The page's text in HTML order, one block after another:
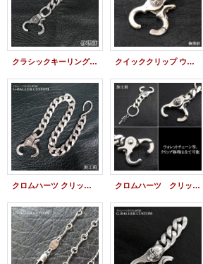
クラシックキーリング クリップバネ修理 クイッククリップ ウィズ・クロスボール クリップ バネ修理
クロムハーツ クリップ修理 ウォレットチェーン クロムハーツ クリップ 修理 キーリング ウォレットチェーン バネ修理 加工